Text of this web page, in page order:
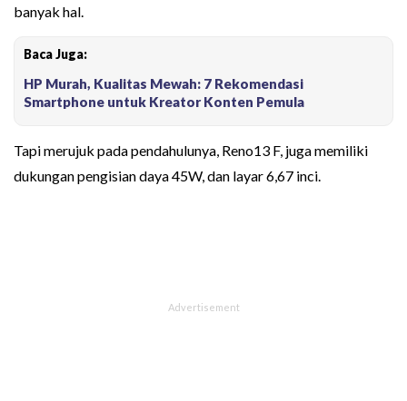
banyak hal.
Baca Juga:
HP Murah, Kualitas Mewah: 7 Rekomendasi
Smartphone untuk Kreator Konten Pemula
Tapi merujuk pada pendahulunya, Reno13 F, juga memiliki
dukungan pengisian daya 45W, dan layar 6,67 inci.